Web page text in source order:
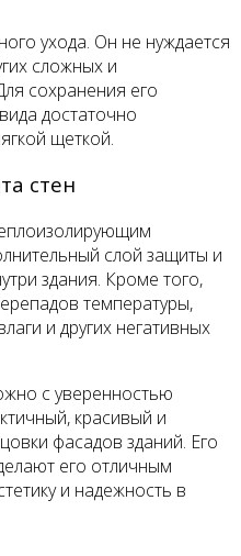
ухода. Он не нуждается
сложных и
сохранения его
достаточно
щеткой.
стен
слой защиты и
здания. Кроме того,
температуры,
и других негативных
с уверенностью
красивый и
фасадов зданий. Его
его отличным
и надежность в